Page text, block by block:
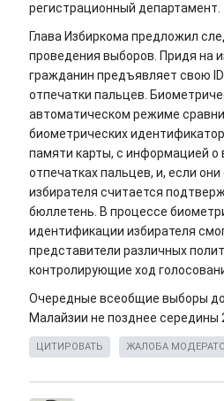
регистрационный департамент.
Глава Избиркома предложил
проведения выборов. Придя на
гражданин предъявляет свою
отпечатки пальцев.
автоматическом режиме
биометрических
памяти карты, с информацией о
отпечатках пальцев, и, если
избирателя считается
бюллетень. В процессе
идентификации избирателя
представители различных
контролирующие ход
Очередные всеобщие выборы
Малайзии не позднее середины
ЦИТИРОВАТЬ ЖАЛОБА